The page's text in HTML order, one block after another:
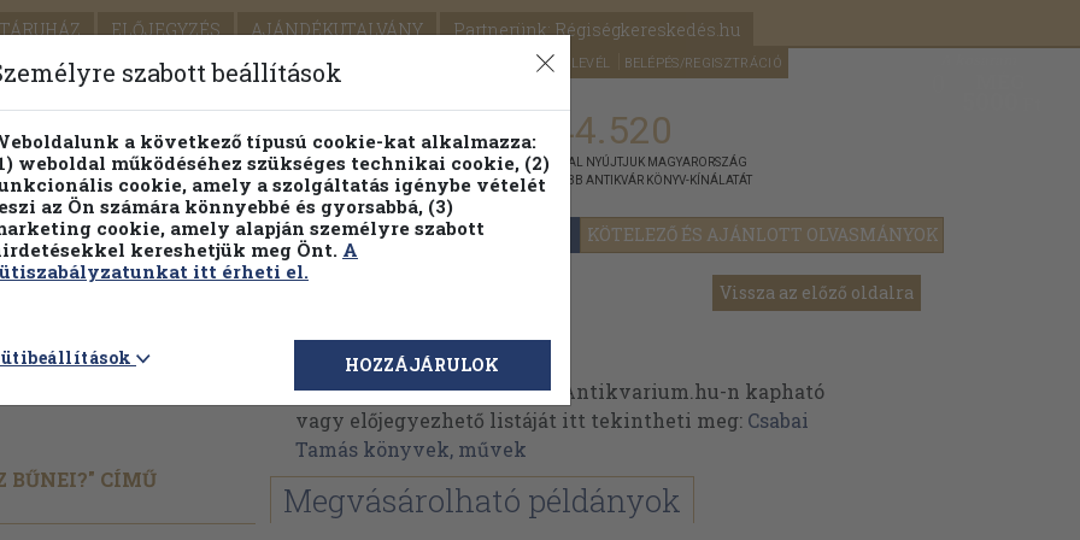
ELŐJEGYZÉS AJÁNDÉKUTALVÁNY Partnerünk: Régiségkereskedés.hu
SEGÍTSÉG HÍRLEVÉL BELÉPÉS/REGISZTRÁCIÓ
PILLANATNYI ÁRAINK FENNTARTHATÓ OLVASMÁNYOK KÖTELEZŐ ÉS AJÁNLOTT OLVASMÁNYOK
Részletes kereső Témaköri fa 1.144.520
KIADVÁNNYAL NYÚJTJUK MAGYARORSZÁG
LEGNAGYOBB ANTIKVÁR KÖNYV-KÍNÁLATÁT
Vissza az előző oldalra
BŰNEI?" CÍMŰ
Csabai Tamás
Csabai Tamás műveinek az Antikvarium.hu-n kapható
vagy előjegyezhető listáját itt tekintheti meg: Csabai
Tamás könyvek, művek
Megvásárolható példányok
szabott beállítások
a következő típusú cookie-kat alkalmazza:
weboldal működéséhez szükséges technikai cookie, (2)
cookie, amely a szolgáltatás igénybe vételét
az Ön számára könnyebbé és gyorsabbá, (3)
cookie, amely alapján személyre szabott
kereshetjük meg Önt. A
itt érheti el.
HOZZÁJÁRULOK